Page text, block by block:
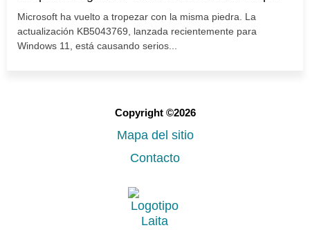
Microsoft ha vuelto a tropezar con la misma piedra. La
actualización KB5043769, lanzada recientemente para
Windows 11, está causando serios...
Copyright ©2026
Mapa del sitio
Contacto